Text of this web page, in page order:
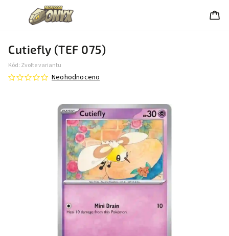
Cutiefly (TEF 075)
Kód: Zvolte variantu
Neohodnoceno